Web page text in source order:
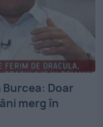
Burcea: Doar
merg în